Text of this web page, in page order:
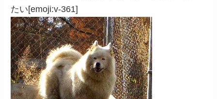
たい[emoji:v-361]